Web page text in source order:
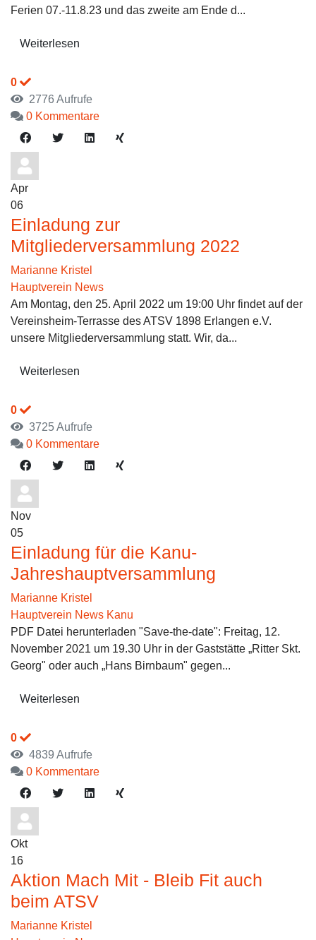
Ferien 07.-11.8.23 und das zweite am Ende d...
Weiterlesen
0
2776 Aufrufe
0 Kommentare
Apr
06
Einladung zur
Mitgliederversammlung 2022
Marianne Kristel
Hauptverein News
Am Montag, den 25. April 2022 um 19:00 Uhr findet auf der
Vereinsheim-Terrasse des ATSV 1898 Erlangen e.V.
unsere Mitgliederversammlung statt. Wir, da...
Weiterlesen
0
3725 Aufrufe
0 Kommentare
Nov
05
Einladung für die Kanu-
Jahreshauptversammlung
Marianne Kristel
Hauptverein News Kanu
PDF Datei herunterladen "Save-the-date": Freitag, 12.
November 2021 um 19.30 Uhr in der Gaststätte „Ritter Skt.
Georg" oder auch „Hans Birnbaum" gegen...
Weiterlesen
0
4839 Aufrufe
0 Kommentare
Okt
16
Aktion Mach Mit - Bleib Fit auch
beim ATSV
Marianne Kristel